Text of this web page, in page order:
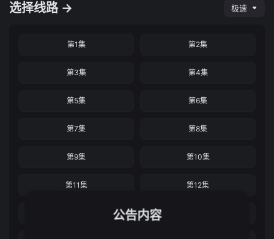
选择线路 → 极速
第1集 第2集
第3集 第4集
第5集 第6集
第7集 第8集
第9集 第10集
第11集 第12集
公告内容